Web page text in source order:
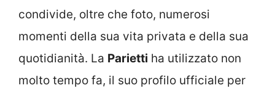
condivide, oltre che foto, numerosi
momenti della sua vita privata e della sua
quotidianità. La Parietti ha utilizzato non
molto tempo fa, il suo profilo ufficiale per